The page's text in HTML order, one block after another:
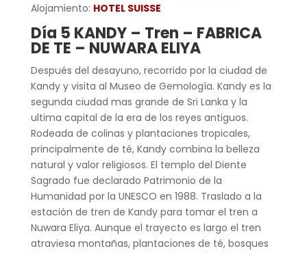
Alojamiento: HOTEL SUISSE
Día 5 KANDY – Tren – FABRICA
DE TE – NUWARA ELIYA
Después del desayuno, recorrido por la ciudad de
Kandy y visita al Museo de Gemología. Kandy es la
segunda ciudad mas grande de Sri Lanka y la
ultima capital de la era de los reyes antiguos.
Rodeada de colinas y plantaciones tropicales,
principalmente de té, Kandy combina la belleza
natural y valor religiosos. El templo del Diente
Sagrado fue declarado Patrimonio de la
Humanidad por la UNESCO en 1988. Traslado a la
estación de tren de Kandy para tomar el tren a
Nuwara Eliya. Aunque el trayecto es largo el tren
atraviesa montañas, plantaciones de té, bosques